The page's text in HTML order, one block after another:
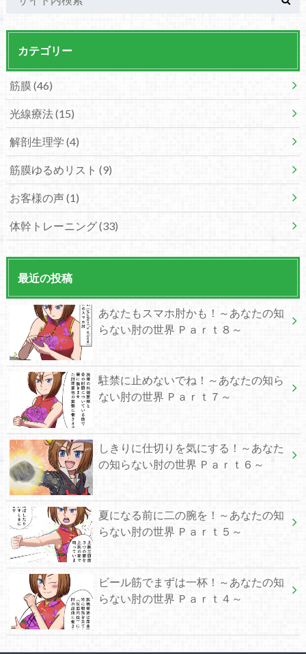
カテゴリー
筋膜 (46)
光線療法(15)
解剖生理学 (4)
筋膜ゆるめリスト (9)
お客様の声(1)
体幹トレーニング(33)
最近の投稿
あなたもスマホ肘かも！～あなたの知
らない肘の世界 Ｐａｒｔ８～
駐禁に止めないでね！～あなたの知ら
ない肘の世界 Ｐａｒｔ７～
しきりに仕切りを気にする！～あなた
の知らない肘の世界 Ｐａｒｔ６～
夏になる前に二の腕を！～あなたの知
らない肘の世界 Ｐａｒｔ５～
ビール筋でまずは一杯！～あなたの知
らない肘の世界 Ｐａｒｔ４～